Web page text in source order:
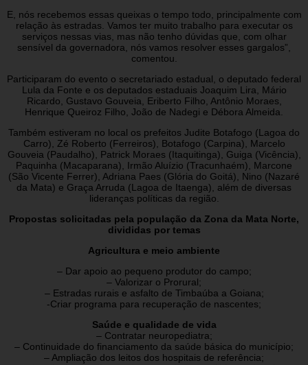
E, nós recebemos essas queixas o tempo todo, principalmente com
relação às estradas. Vamos ter muito trabalho para executar os
serviços nessas vias, mas não tenho dúvidas que, com olhar
sensível da governadora, nós vamos resolver esses gargalos”,
comentou.
Participaram do evento o secretariado estadual, o deputado federal
Lula da Fonte e os deputados estaduais Joaquim Lira, Mário
Ricardo, Gustavo Gouveia, Eriberto Filho, Antônio Moraes,
Henrique Queiroz Filho, João de Nadegi e Débora Almeida.
Também estiveram no local os prefeitos Judite Botafogo (Lagoa do
Carro), Zé Roberto (Ferreiros), Botafogo (Carpina), Marcelo
Gouveia (Paudalho), Patrick Moraes (Itaquitinga), Guiga (Vicência),
Paquinha (Macaparana), Irmão Aluízio (Tracunhaém), Marcone
(São Vicente Ferrer), Adriana Paes (Glória do Goitá), Nino (Nazaré
da Mata) e Graça Arruda (Lagoa de Itaenga), além de diversas
lideranças políticas da região.
Propostas solicitadas pela população da Zona da Mata Norte,
divididas por temas
Agricultura e meio ambiente
– Dar apoio ao pequeno produtor do campo;
– Valorizar o Prorural;
– Estradas rurais e asfalto de Timbaúba a Goiana;
-Criar programa para recuperação de nascentes;
Saúde e qualidade de vida
– Contratar neuropediatra;
– Continuidade do financiamento da saúde básica do município;
– Ampliação dos leitos dos hospitais de referência;